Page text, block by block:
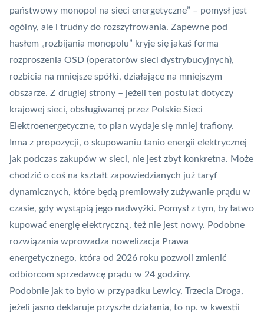
państwowy monopol na sieci energetyczne” – pomysł jest
ogólny, ale i trudny do rozszyfrowania. Zapewne pod
hasłem „rozbijania monopolu” kryje się jakaś forma
rozproszenia OSD (operatorów sieci dystrybucyjnych),
rozbicia na mniejsze spółki, działające na mniejszym
obszarze. Z drugiej strony – jeżeli ten postulat dotyczy
krajowej sieci, obsługiwanej przez Polskie Sieci
Elektroenergetyczne, to plan wydaje się mniej trafiony.
Inna z propozycji, o skupowaniu tanio energii elektrycznej
jak podczas zakupów w sieci, nie jest zbyt konkretna. Może
chodzić o coś na kształt zapowiedzianych już taryf
dynamicznych, które będą premiowały zużywanie prądu w
czasie, gdy wystąpią jego nadwyżki. Pomysł z tym, by łatwo
kupować energię elektryczną, też nie jest nowy. Podobne
rozwiązania wprowadza nowelizacja Prawa
energetycznego, która od 2026 roku pozwoli zmienić
odbiorcom sprzedawcę prądu w 24 godziny.
Podobnie jak to było w przypadku Lewicy, Trzecia Droga,
jeżeli jasno deklaruje przyszłe działania, to np. w kwestii